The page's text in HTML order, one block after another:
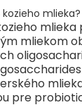
mlieka?
mlieka
mliekom
pre